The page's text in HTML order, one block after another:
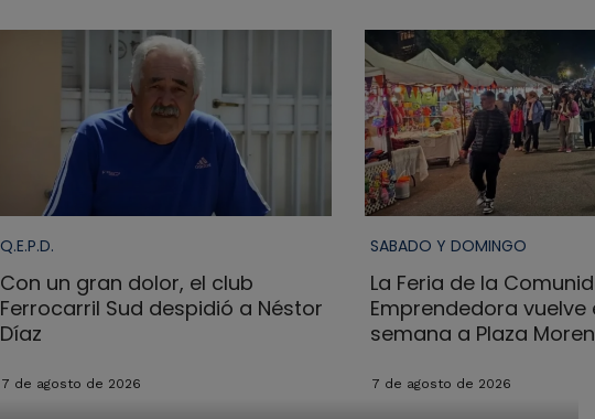
Q.E.P.D.
Con un gran dolor, el club
Ferrocarril Sud despidió a Néstor
Díaz
7 de agosto de 2026
SABADO Y DOMINGO
La Feria de la
Emprendedora vuelve
semana a Plaza
7 de agosto de 2026